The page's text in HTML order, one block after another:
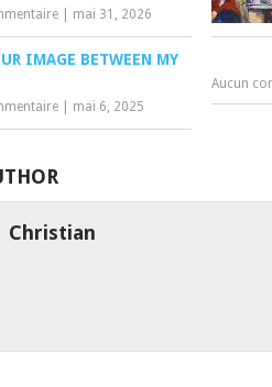
mai 31, 2026
IMAGE BETWEEN MY
mai 6, 2025
Aucun
Christian